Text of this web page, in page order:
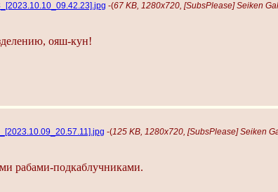
-(67 KB, 1280x720, [SubsPlease] Seiken
ояш-кун!
-(125 KB, 1280x720, [SubsPlease] Seiken
рабами-подкаблучниками.